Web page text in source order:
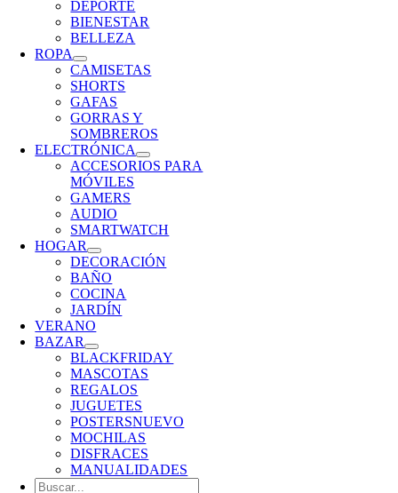
DEPORTE
BIENESTAR
BELLEZA
ROPA
CAMISETAS
SHORTS
GAFAS
GORRAS Y
SOMBREROS
ELECTRÓNICA
ACCESORIOS PARA
MÓVILES
GAMERS
AUDIO
SMARTWATCH
HOGAR
DECORACIÓN
BAÑO
COCINA
JARDÍN
VERANO
BAZAR
BLACKFRIDAY
MASCOTAS
REGALOS
JUGUETES
POSTERSNUEVO
MOCHILAS
DISFRACES
MANUALIDADES
Buscar: